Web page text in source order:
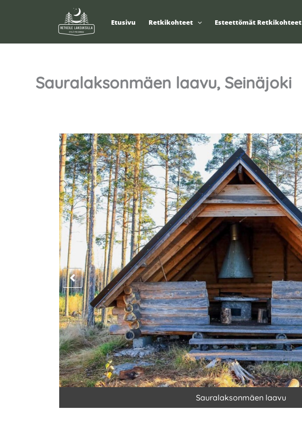
Etusivu Retkikohteet Esteettömät Retkikohteet
Sauralaksonmäen laavu, Seinäjoki
Sauralaksonmäen laavu